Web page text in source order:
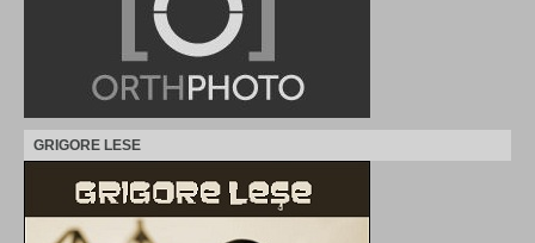
GRIGORE LESE